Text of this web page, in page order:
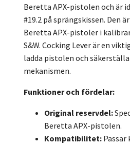
Beretta APX-pistolen och är
#19.2 på sprängskissen. Den
Beretta APX-pistoler i
S&W. Cocking Lever är en
ladda pistolen och
mekanismen.
Funktioner och fördelar:
Original reservdel:
Beretta APX-pistolen.
Kompatibilitet: Passar